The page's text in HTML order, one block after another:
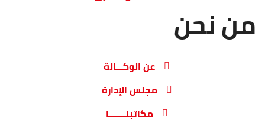
من نحن
عن الوكـــالة
مجلس الإدارة
مكاتبنـــــــا